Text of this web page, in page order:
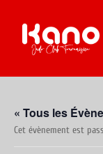
« Tous les
Cet évènement est